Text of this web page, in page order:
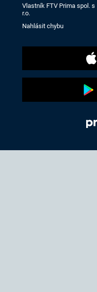
Vlastník FTV Prima spol. s
r.o.
Nahlásit chybu